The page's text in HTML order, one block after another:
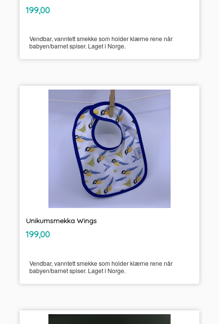
Pris
199,00mva.
Vendbar, vanntett smekke som holder klærne rene når
babyen/barnet spiser. Laget i Norge.
Unikumsmekka Wings
Pris
199,00mva.
Vendbar, vanntett smekke som holder klærne rene når
babyen/barnet spiser. Laget i Norge.